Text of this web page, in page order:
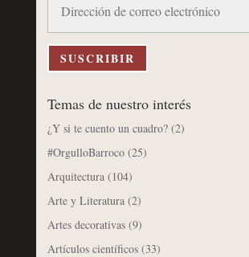
correo
electrónico
SUSCRIBIR
Temas de nuestro interés
¿Y si te cuento un cuadro?(2)
#OrgulloBarroco(25)
Arquitectura(104)
Arte y Literatura(2)
Artes decorativas(9)
Artículos científicos(33)